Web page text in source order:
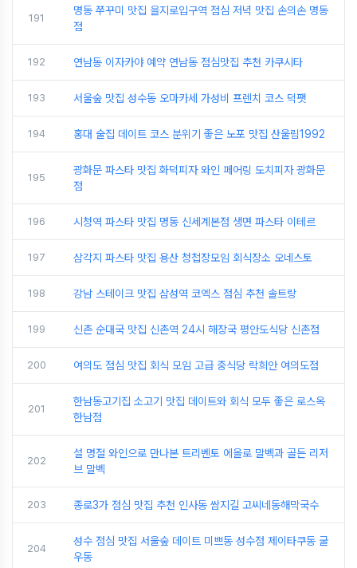
191
명동 쭈꾸미 맛집 을지로입구역 점심 저녁 맛집 손의손 명동
점
192 연남동 이자카야 예약 연남동 점심맛집 추천 카쿠시타
193 서울숲 맛집 성수동 오마카세 가성비 프렌치 코스 덕팻
194 홍대 술집 데이트 코스 분위기 좋은 노포 맛집 산울림1992
195
광화문 파스타 맛집 화덕피자 와인 페어링 도치피자 광화문
점
196 시청역 파스타 맛집 명동 신세계본점 생면 파스타 이테르
197 삼각지 파스타 맛집 용산 청첩장모임 회식장소 오네스토
198 강남 스테이크 맛집 삼성역 코엑스 점심 추천 솔트랑
199 신촌 순대국 맛집 신촌역 24시 해장국 평안도식당 신촌점
200 여의도 점심 맛집 회식 모임 고급 중식당 락희안 여의도점
201
한남동고기집 소고기 맛집 데이트와 회식 모두 좋은 로스옥
한남점
202
설 명절 와인으로 만나본 트리벤토 에올로 말벡과 골든 리저
브 말벡
203 종로3가 점심 맛집 추천 인사동 쌈지길 고씨네동해막국수
204
성수 점심 맛집 서울숲 데이트 미쁘동 성수점 제이타쿠동 굴
우동